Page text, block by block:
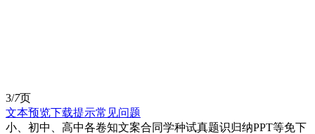
3/7页
文本预览下载提示常见问题
小、初中、高中各卷知文案合同学种试真题识归纳PPT等免下